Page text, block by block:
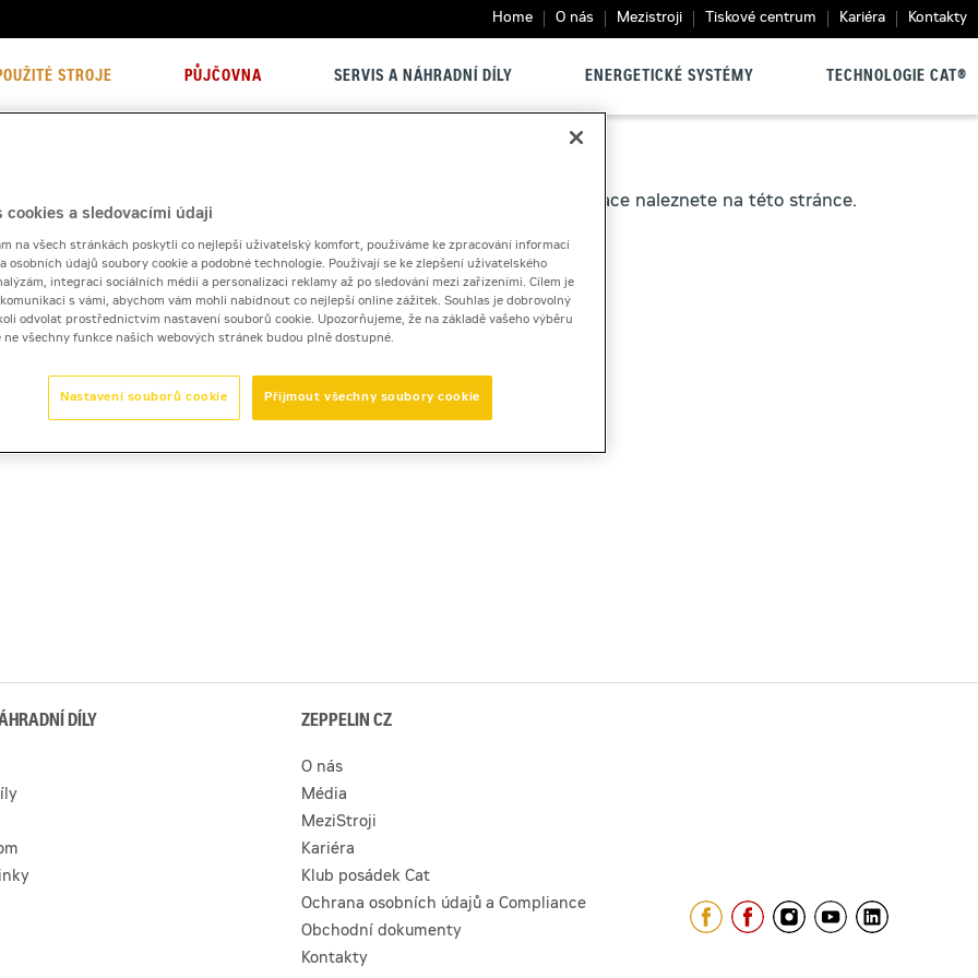
Home O nás Mezistroji Tiskové centrum Kariéra Kontakty
STROJE PŮJČOVNA SERVIS A NÁHRADNÍ DÍLY ENERGETICKÉ SYSTÉMY TECHNOLOGIE CAT®
připravuje po celý rok různé speciální nabídky. Podrobnější informace naleznete na této stránce.
DÍLY ZEPPELIN CZ
O nás
Média
MeziStroji
Kariéra
Klub posádek Cat
Ochrana osobních údajů a Compliance
Obchodní dokumenty
Kontakty
cookies a sledovacími údaji
na všech stránkách poskytli co nejlepší uživatelský komfort, používáme ke zpracování informací
osobních údajů soubory cookie a podobné technologie. Používají se ke zlepšení uživatelského
integraci sociálních médií a personalizaci reklamy až po sledování mezi zařízeními. Cílem je
s vámi, abychom vám mohli nabídnout co nejlepší online zážitek. Souhlas je dobrovolný
odvolat prostřednictvím nastavení souborů cookie. Upozorňujeme, že na základě vašeho výběru
ne všechny funkce našich webových stránek budou plně dostupné.
Přijmout všechny soubory cookie
Nastavení souborů cookie